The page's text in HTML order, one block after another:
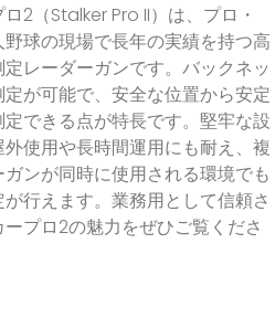
2（Stalker Pro II）は、プロ・
球の現場で長年の実績を持つ高
レーダーガンです。バックネッ
定が可能で、安全な位置から安定
定できる点が特長です。堅牢な設
使用や長時間運用にも耐え、複
ンが同時に使用される環境でも
行えます。業務用として信頼さ
プロ2の魅力をぜひご覧くださ